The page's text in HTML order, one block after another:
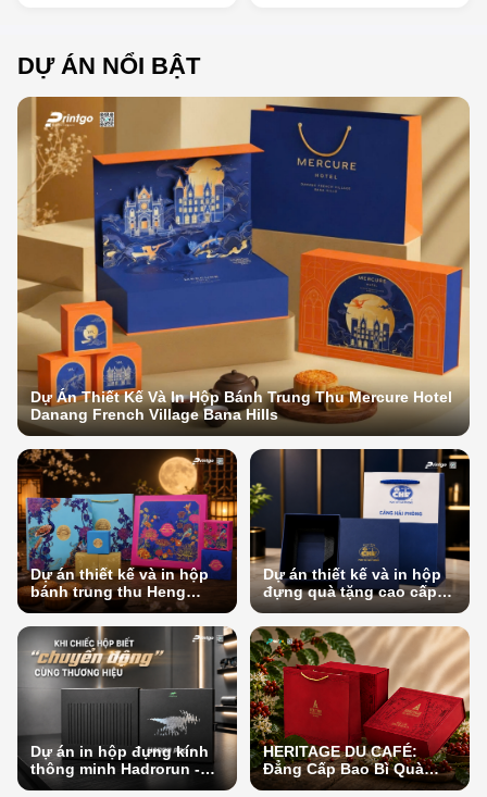
DỰ ÁN NỔI BẬT
Dự Án Thiết Kế Và In Hộp Bánh Trung Thu Mercure Hotel
Danang French Village Bana Hills
Dự án thiết kế và in hộp
bánh trung thu Heng
Cheng Bakery – Trọn mùa
trăng trên đất nước Chùa
Tháp
Dự án thiết kế và in hộp
đựng quà tặng cao cấp
Cảng Hải Phòng
Dự án in hộp đựng kính
thông minh Hadrorun -
Khi chiếc hộp biết
HERITAGE DU CAFÉ:
Đẳng Cấp Bao Bì Quà
Tặng Xứng Tầm Di Sản 33